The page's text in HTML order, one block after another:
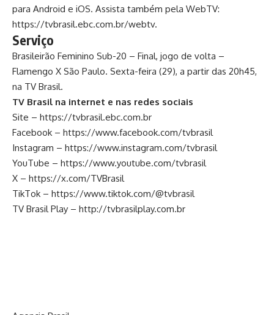
para Android e iOS. Assista também pela WebTV:
https://tvbrasil.ebc.com.br/webtv.
Serviço
Brasileirão Feminino Sub-20 – Final, jogo de volta –
Flamengo X São Paulo. Sexta-feira (29), a partir das 20h45,
na TV Brasil.
TV Brasil na internet e nas redes sociais
Site – https://tvbrasil.ebc.com.br
Facebook – https://www.facebook.com/tvbrasil
Instagram – https://www.instagram.com/tvbrasil
YouTube – https://www.youtube.com/tvbrasil
X – https://x.com/TVBrasil
TikTok – https://www.tiktok.com/@tvbrasil
TV Brasil Play – http://tvbrasilplay.com.br